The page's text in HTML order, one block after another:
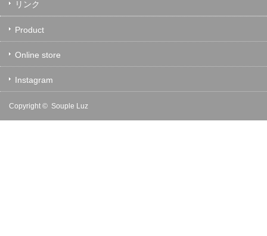
リンク
Product
Online store
Instagram
Copyright © Souple Luz